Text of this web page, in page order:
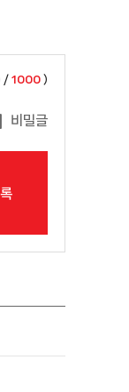
/1000 )
비밀글